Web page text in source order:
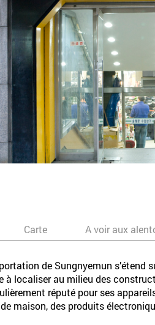
Carte A voir aux
de Sungnyemun
localiser au milieu des
réputé pour ses
maison, des produits